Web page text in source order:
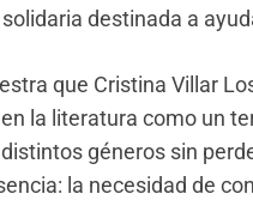
destinada a
que Cristina Villar
la literatura como un
géneros sin
la necesidad de